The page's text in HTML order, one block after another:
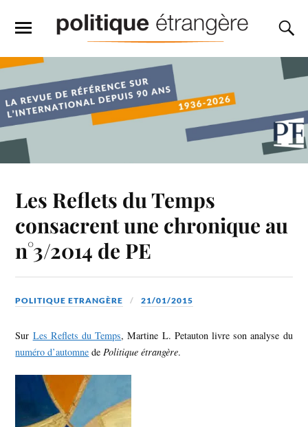
Les Reflets du Temps
consacrent une chronique au
n°3/2014 de PE
POLITIQUE ETRANGÈRE 21/01/2015
Sur Les Reflets du Temps, Martine L. Petauton livre son analyse du
numéro d’automne dePolitique étrangère.